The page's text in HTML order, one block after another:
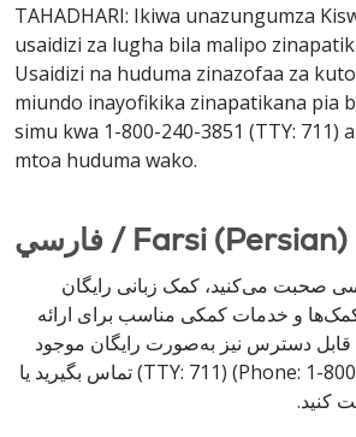
TAHADHARI: Ikiwa unazungumza
usaidizi za lugha bila malipo
Usaidizi na huduma zinazofaa za
miundo inayofikika zinapatikana pia
simu kwa 1-800-240-3851 (TTY: 711)
mtoa huduma wako.
فارسي / Farsi (Persian)
صحبت می‌کنید، کمک زبانی رایگان
و خدمات کمکی مناسب برای ارائه
دسترس نیز به‌صورت رایگان موجود
هستند. با (Phone: 1-800-240-3851) (TTY: 711) تماس بگیرید یا
کنید.